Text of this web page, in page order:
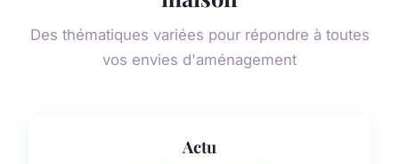
Des thématiques variées pour répondre à toutes
vos envies d'aménagement
Actu